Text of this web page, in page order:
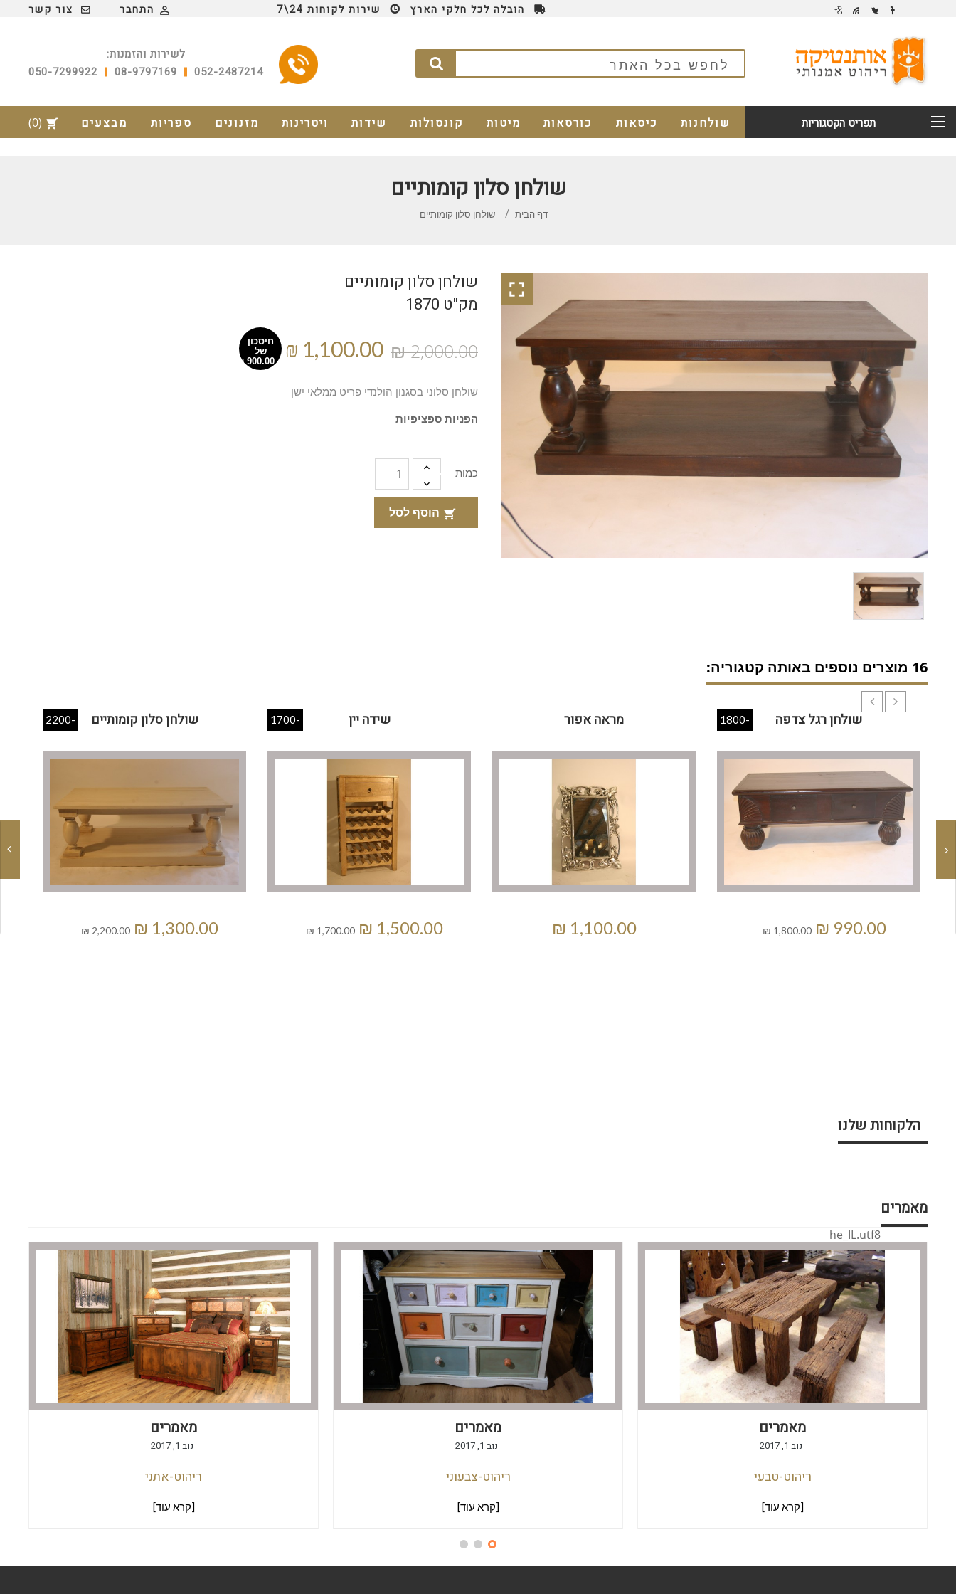
הובלה לכל חלקי הארץ שירות לקוחות 24\7  התחבר צור קשר
לשירות והזמנות:
052-2487214
08-9797169
050-7299922
shopping_cart
(0) שולחנות כיסאות כורסאות מיטות קונסולות שידות ויטרינות מזנונים ספריות מבצעים תפריט הקטגוריות
שולחן סלון קומותיים
דף הבית שולחן סלון קומותיים

שולחן סלון קומותיים
מק"ט 1870
חיסכון
של
שולחן סלוני בסגנון הולנדי פריט ממלאי ישן
הפניות ספציפיות
כמות

16 מוצרים נוספים באותה קטגוריה:
שולחן סלון קומותיים -2200 שידה יין -1700 מראה אפור
‏1,100.00 ₪
שולחן רגל צדפה -1800
‏990.00 ₪
‏1,800.00 ₪
הלקוחות שלנו
מאמרים
he_IL.utf8
מאמרים
נוב 1, 2017
ריהוט-אתני
[קרא עוד]
מאמרים
נוב 1, 2017
ריהוט-צבעוני
[קרא עוד]
מאמרים
נוב 1, 2017
ריהוט-טבעי
[קרא עוד]